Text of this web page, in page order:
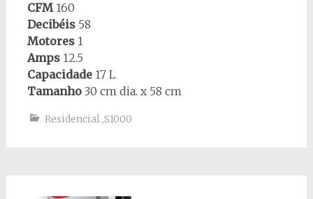
CFM160
Decibéis58
Motores1
Amps12.5
Capacidade17 L
Tamanho30 cm dia. x 58 cm
Residencial,S1000